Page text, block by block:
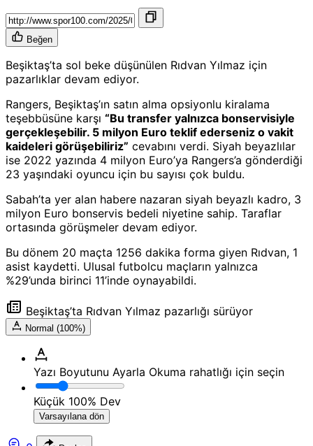
Beğen
Beşiktaş’ta sol beke düşünülen Rıdvan Yılmaz için
pazarlıklar devam ediyor.
Rangers, Beşiktaş’ın satın alma opsiyonlu kiralama
teşebbüsüne karşı “Bu transfer yalnızca bonservisiyle
gerçekleşebilir. 5 milyon Euro teklif ederseniz o vakit
kaideleri görüşebiliriz” cevabını verdi. Siyah beyazlılar
ise 2022 yazında 4 milyon Euro’ya Rangers’a gönderdiği
23 yaşındaki oyuncu için bu sayısı çok buldu.
Sabah’ta yer alan habere nazaran siyah beyazlı kadro, 3
milyon Euro bonservis bedeli niyetine sahip. Taraflar
ortasında görüşmeler devam ediyor.
Bu dönem 20 maçta 1256 dakika forma giyen Rıdvan, 1
asist kaydetti. Ulusal futbolcu maçların yalnızca
%29’unda birinci 11’inde oynayabildi.
Beşiktaş’ta Rıdvan Yılmaz pazarlığı sürüyor
Normal (100%)
Yazı Boyutunu Ayarla Okuma rahatlığı için seçin
Küçük 100% Dev
Varsayılana dön